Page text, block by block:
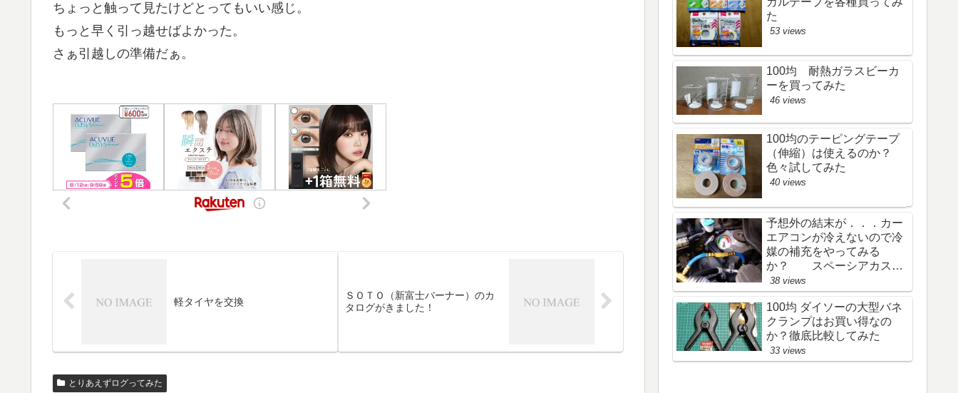
ちょっと触って見たけどとってもいい感じ。
もっと早く引っ越せばよかった。
さぁ引越しの準備だぁ。
軽タイヤを交換
ＳＯＴＯ（新富士バーナー）のカ
タログがきました！
とりあえずログってみた
た
53 views
100均 耐熱ガラスビーカ
ーを買ってみた
46 views
100均のテーピングテープ
（伸縮）は使えるのか？
色々試してみた
40 views
予想外の結末が．．．カー
エアコンが冷えないので冷
媒の補充をやってみる
か？ スペーシアカスタ
ム
38 views
100均 ダイソーの大型バネ
クランプはお買い得なの
か？徹底比較してみた
33 views